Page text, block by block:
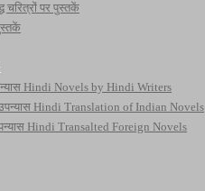
चरित्रों पर पुस्तकें
Hindi Novels by Hindi Writers
उपन्यास Hindi Translation of Indian Novels
Hindi Transalted Foreign Novels